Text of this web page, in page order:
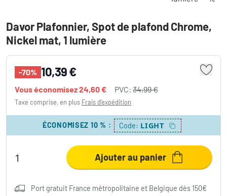
Davor Plafonnier, Spot de plafond Chrome,
Nickel mat, 1 lumière
-70% 10,39 €
Vous économisez24,60 € PVC: 34,99 €
Taxe comprise, en plus Frais d'expédition
ÉCONOMISEZ 10 % : Code: LIGHT
Ajouter au panier
Port gratuit France métropolitaine et Belgique dès 150€